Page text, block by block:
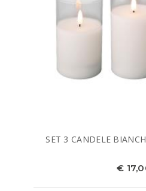
SET 3 CANDELE
€